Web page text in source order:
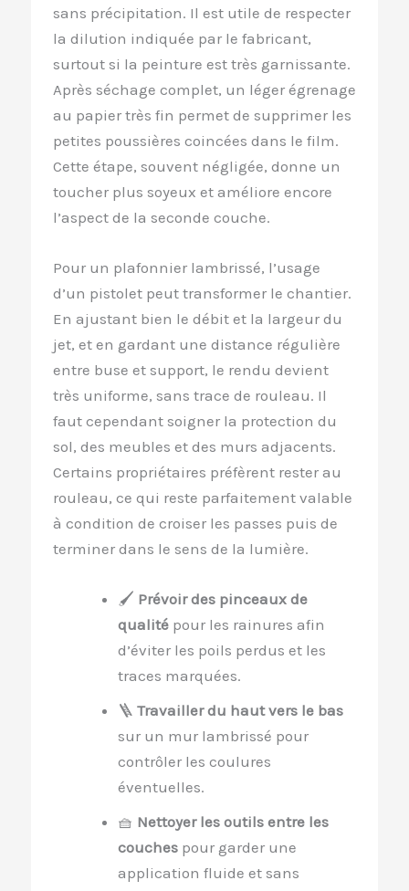
sans précipitation. Il est utile de respecter
la dilution indiquée par le fabricant,
surtout si la peinture est très garnissante.
Après séchage complet, un léger égrenage
au papier très fin permet de supprimer les
petites poussières coincées dans le film.
Cette étape, souvent négligée, donne un
toucher plus soyeux et améliore encore
l’aspect de la seconde couche.
Pour un plafonnier lambrissé, l’usage
d’un pistolet peut transformer le chantier.
En ajustant bien le débit et la largeur du
jet, et en gardant une distance régulière
entre buse et support, le rendu devient
très uniforme, sans trace de rouleau. Il
faut cependant soigner la protection du
sol, des meubles et des murs adjacents.
Certains propriétaires préfèrent rester au
rouleau, ce qui reste parfaitement valable
à condition de croiser les passes puis de
terminer dans le sens de la lumière.
🖌️ Prévoir des pinceaux de
qualité pour les rainures afin
d’éviter les poils perdus et les
traces marquées.
🪜 Travailler du haut vers le bas
sur un mur lambrissé pour
contrôler les coulures
éventuelles.
🧺 Nettoyer les outils entre les
couches pour garder une
application fluide et sans